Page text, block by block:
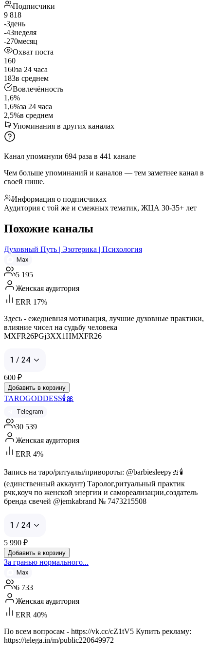
Подписчики
9 818
-3день
-43неделя
-270месяц
Охват поста
160
160за 24 часа
183в среднем
Вовлечённость
1,6%
1,6%за 24 часа
2,5%в среднем
Упоминания в других каналах
Канал упомянули 694 раза в 441 канале
Чем больше упоминаний и каналов — тем заметнее канал в
своей нише.
Информация о подписчиках
Аудитория с той же и смежных тематик, ЖЦА 30-35+ лет
Похожие каналы
Духовный Путь | Эзотерика | Психология
Max
5 195
Женская аудитория
ERR 17%
Здесь - ежедневная мотивация, лучшие духовные практики,
влияние чисел на судьбу человека
MXFR26PGj3XX1HMXFR26
1 / 24
600 ₽
Добавить в корзину
TAROGODDESS🕯️🎀
Telegram
30 539
Женская аудитория
ERR 4%
Запись на таро/ритуалы/привороты: @barbiesleepy🎀🕯️
(единственный аккаунт) Таролог,ритуальный практик
рчк,коуч по женской энергии и самореализации,создатель
бренда свечей @jemkabrand № 7473215508
1 / 24
5 990 ₽
Добавить в корзину
За гранью нормального...
Max
6 733
Женская аудитория
ERR 40%
По всем вопросам - https://vk.cc/cZ1tV5 Купить рекламу:
https://telega.in/m/public220649972